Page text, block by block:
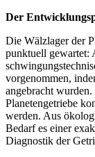
Der
Die Wälzlager der
punktuell gewartet:
vorgenommen,
angebracht
Planetengetriebe
werden. Aus
Bedarf es einer
Diagnostik der